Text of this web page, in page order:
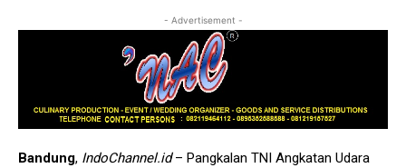
- Advertisement -
Bandung, IndoChannel.id– Pangkalan TNI Angkatan Udara